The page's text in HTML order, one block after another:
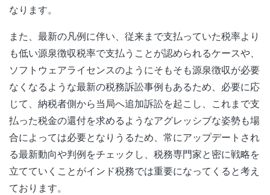
なります。
また、最新の凡例に伴い、従来まで支払っていた税率より
も低い源泉徴収税率で支払うことが認められるケースや、
ソフトウェアライセンスのようにそもそも源泉徴収が必要
なくなるような最新の税務訴訟事例もあるため、必要に応
じて、納税者側から当局へ追加訴訟を起こし、これまで支
払った税金の還付を求めるようなアグレッシブな姿勢も場
合によっては必要となりうるため、常にアップデートされ
る最新動向や判例をチェックし、税務専門家と密に戦略を
立てていくことがインド税務では重要になってくると考え
ております。